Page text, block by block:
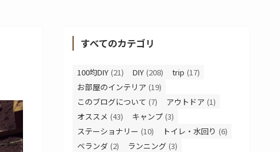
すべてのカテゴリ
100均DIY (21) DIY (208) trip (17)
お部屋のインテリア (19)
このブログについて (7) アウトドア (1)
オススメ (43) キャンプ (3)
ステーショナリー (10) トイレ・水回り (6)
ベランダ (2) ランニング (3)